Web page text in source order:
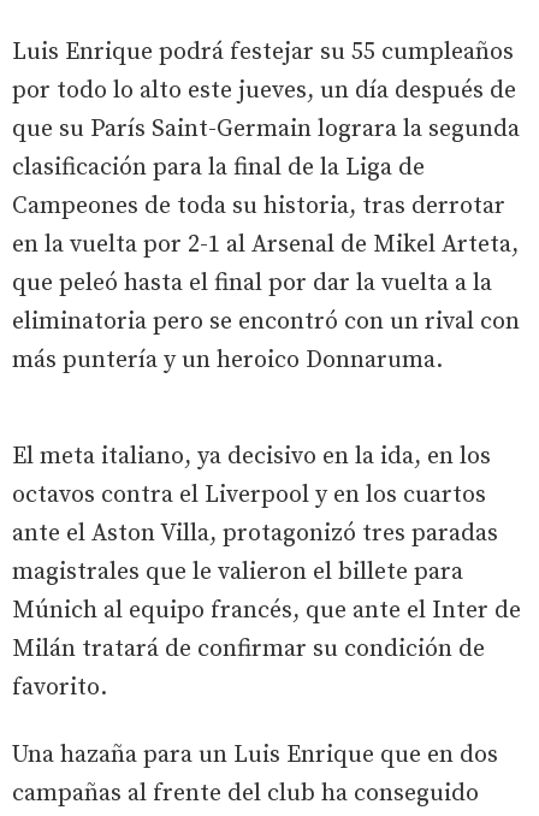
Luis Enrique podrá festejar su 55 cumpleaños
por todo lo alto este jueves, un día después de
que su París Saint-Germain lograra la segunda
clasificación para la final de la Liga de
Campeones de toda su historia, tras derrotar
en la vuelta por 2-1 al Arsenal de Mikel Arteta,
que peleó hasta el final por dar la vuelta a la
eliminatoria pero se encontró con un rival con
más puntería y un heroico Donnaruma.
El meta italiano, ya decisivo en la ida, en los
octavos contra el Liverpool y en los cuartos
ante el Aston Villa, protagonizó tres paradas
magistrales que le valieron el billete para
Múnich al equipo francés, que ante el Inter de
Milán tratará de confirmar su condición de
favorito.
Una hazaña para un Luis Enrique que en dos
campañas al frente del club ha conseguido